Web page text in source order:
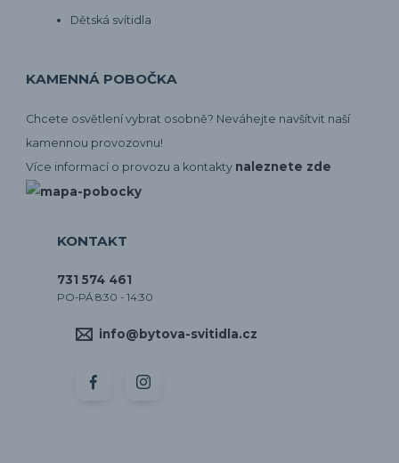
Dětská svítidla
KAMENNÁ POBOČKA
Chcete osvětlení vybrat osobně? Neváhejte navšítvit naší
kamennou provozovnu!
Více informací o provozu a kontakty naleznete zde
KONTAKT
731 574 461
PO-PÁ 8:30 - 14:30
info@bytova-svitidla.cz